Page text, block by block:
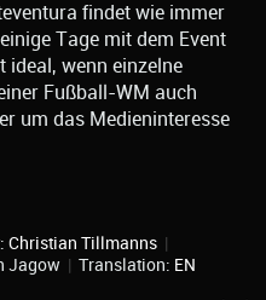
findet wie immer
Tage mit dem Event
ideal, wenn einzelne
Fußball-WM auch
um das Medieninteresse
Christian Tillmanns |
Jagow | Translation: EN